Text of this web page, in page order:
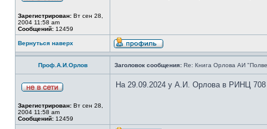
Зарегистрирован: Вт сен 28,
2004 11:58 am
Сообщений: 12459
Вернуться наверх
Проф.А.И.Орлов Заголовок сообщения: Re: Книга Орлова АИ
Зарегистрирован: Вт сен 28,
2004 11:58 am
Сообщений: 12459
На 29.09.2024 у А.И. Орлова в РИНЦ 708